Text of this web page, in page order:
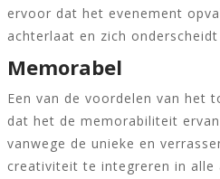
ervoor dat het evenement
achterlaat en zich
Memorabel
Een van de voordelen van het
dat het de memorabiliteit
vanwege de unieke en
creativiteit te integreren in alle